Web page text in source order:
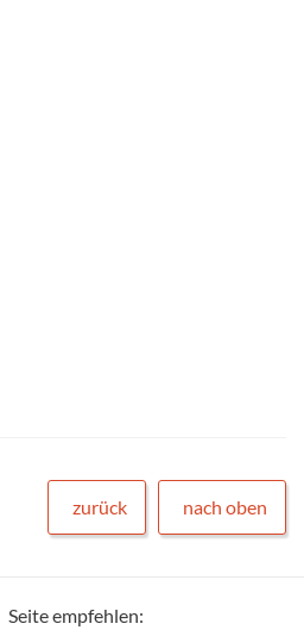
zurück nach oben
Seite empfehlen: